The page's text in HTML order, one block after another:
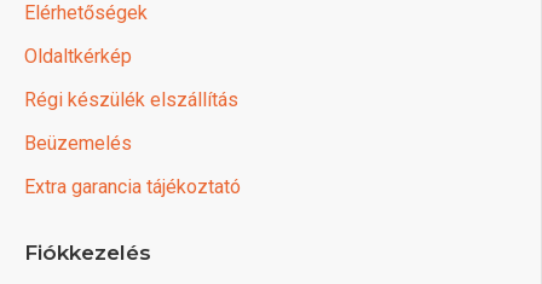
Elérhetőségek
Oldaltkérkép
Régi készülék elszállítás
Beüzemelés
Extra garancia tájékoztató
Fiókkezelés